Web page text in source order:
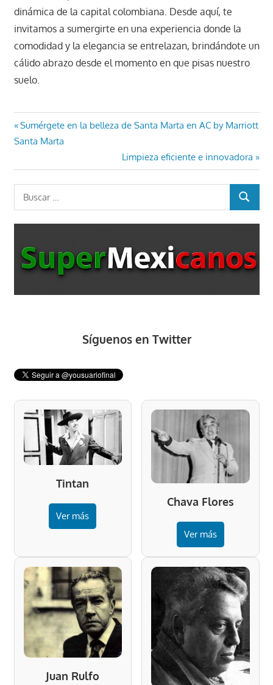
dinámica de la capital colombiana. Desde aquí, te
invitamos a sumergirte en una experiencia donde la
comodidad y la elegancia se entrelazan, brindándote un
cálido abrazo desde el momento en que pisas nuestro
suelo.
Navegación
entradas
Entrada
anterior:
Sumérgete en la belleza de Santa Marta en AC by Marriott
Santa Marta
Entrada
siguiente:
Limpieza eficiente e innovadora
BUSCAR
Síguenos en Twitter
Tintan
Ver más
Chava Flores
Ver más
Juan Rulfo